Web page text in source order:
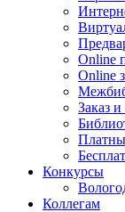
Online
Online
Заказ
Конкурсы
Коллегам